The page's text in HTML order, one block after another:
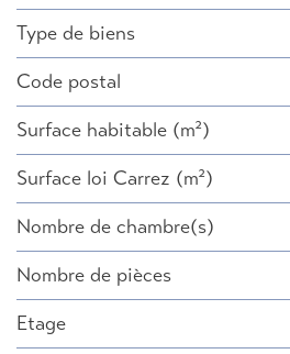
Type de biens
Code postal
Surface habitable (m²)
Surface loi Carrez (m²)
Nombre de chambre(s)
Nombre de pièces
Etage